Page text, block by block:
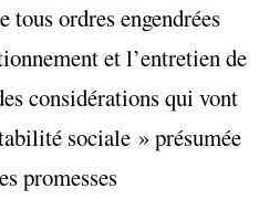
tous ordres engendrées
et l’entretien de
considérations qui vont
sociale » présumée
promesses